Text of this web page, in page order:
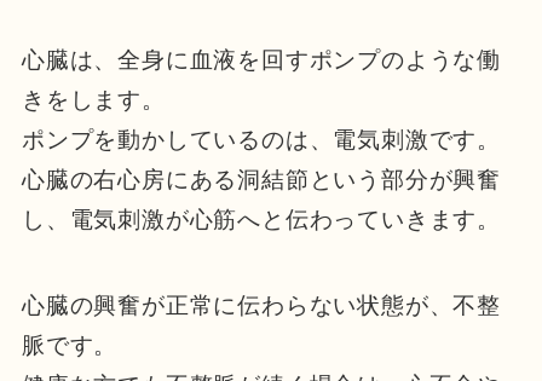
心臓は、全身に血液を回すポンプのような働
きをします。
ポンプを動かしているのは、電気刺激です。
心臓の右心房にある洞結節という部分が興奮
し、電気刺激が心筋へと伝わっていきます。
心臓の興奮が正常に伝わらない状態が、不整
脈です。